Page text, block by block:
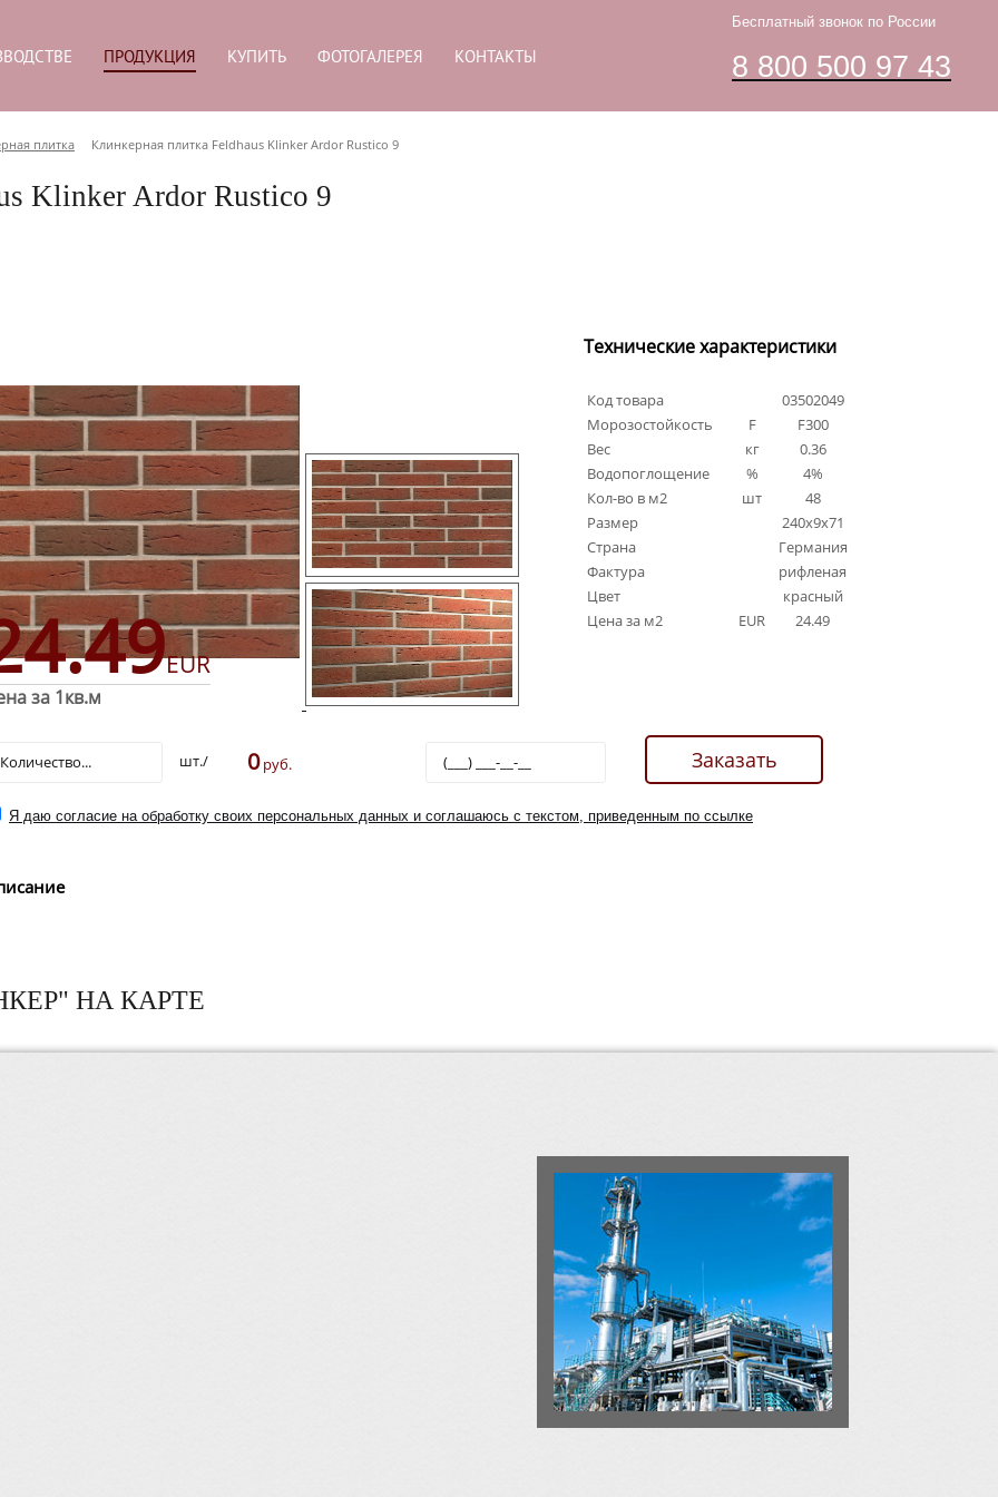
ПРОДУКЦИЯ КУПИТЬ ФОТОГАЛЕРЕЯ КОНТАКТЫ
Бесплатный звонок по России
8 800 500 97 43
плитка Клинкерная плитка Feldhaus Klinker Ardor Rustico 9
Klinker Ardor Rustico 9
EUR
за 1кв.м
Технические характеристики
Код товара
03502049
Морозостойкость
F
F300
Вес
кг
0.36
Водопоглощение
%
4%
Кол-во в м2
шт
48
Размер
240x9x71
Страна
Германия
Фактура
рифленая
Цвет
красный
Цена за м2
EUR 24.49
шт./ 0руб.
Я даю согласие на обработку своих персональных данных и соглашаюсь с текстом, приведенным по ссылке
НА КАРТЕ